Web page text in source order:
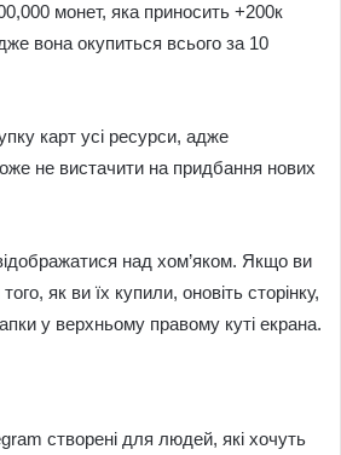
монет, яка приносить +200к
вона окупиться всього за 10
карт усі ресурси, адже
не вистачити на придбання нових
над хом’яком. Якщо ви
як ви їх купили, оновіть сторінку,
у верхньому правому куті екрана.
створені для людей, які хочуть